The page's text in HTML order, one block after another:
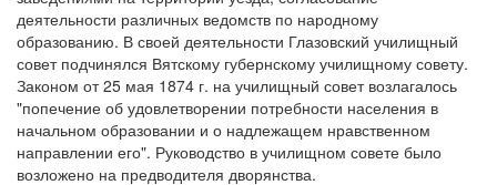
деятельности различных ведомств по народному
образованию. В своей деятельности Глазовский училищный
совет подчинялся Вятскому губернскому училищному совету.
Законом от 25 мая 1874 г. на училищный совет возлагалось
"попечение об удовлетворении потребности населения в
начальном образовании и о надлежащем нравственном
направлении его". Руководство в училищном совете было
возложено на предводителя дворянства.